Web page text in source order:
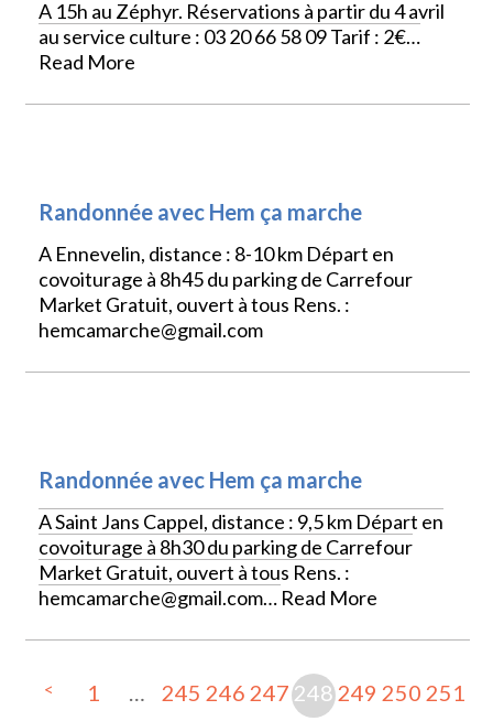
A 15h au Zéphyr. Réservations à partir du 4 avril
au service culture : 03 20 66 58 09 Tarif : 2€…
Read More
Randonnée avec Hem ça marche
A Ennevelin, distance : 8-10 km Départ en
covoiturage à 8h45 du parking de Carrefour
Market Gratuit, ouvert à tous Rens. :
hemcamarche@gmail.com
Randonnée avec Hem ça marche
A Saint Jans Cappel, distance : 9,5 km Départ en
covoiturage à 8h30 du parking de Carrefour
Market Gratuit, ouvert à tous Rens. :
hemcamarche@gmail.com… Read More
< 1 … 245 246 247248 249 250 251